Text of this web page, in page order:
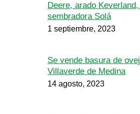
Deere, arado
sembradora Solá
1 septiembre, 2023
Se vende basura de
Villaverde de Medina
14 agosto, 2023